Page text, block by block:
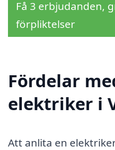
Få 3 erbjudanden,
förpliktelser
Fördelar
elektriker i
Att anlita en